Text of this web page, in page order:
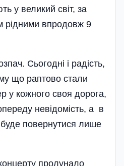
у великий світ, за
рідними впродовж 9
Сьогодні і радість,
що раптово стали
у кожного своя дорога,
невідомість, а в
буде повернутися лише
пролунало